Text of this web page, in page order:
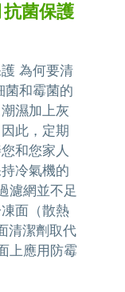
抗菌保護
為何要清
菌和霉菌的
濕加上灰
此，定期
和您家人
冷氣機的
濾網並不足
面（散熱
清潔劑取代
上應用防霉